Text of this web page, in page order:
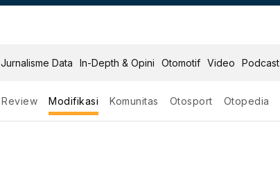
Jurnalisme Data In-Depth & Opini Otomotif Video Podcast
Review Modifikasi Komunitas Otosport Otopedia